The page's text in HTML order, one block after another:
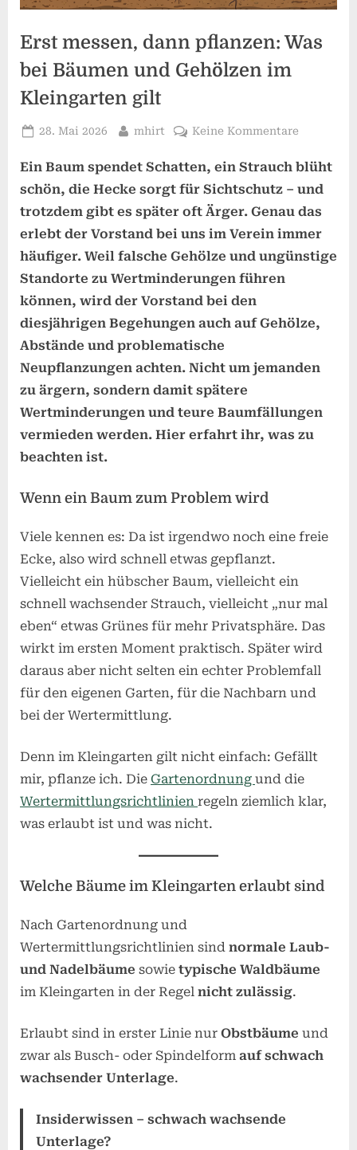
Erst messen, dann pflanzen: Was
bei Bäumen und Gehölzen im
Kleingarten gilt
Posted
28. Mai 2026 By
mhirt Keine Kommentarezu
messen,
dann
pflanzen:
bei
Bäumen
Ein Baum spendet Schatten, ein Strauch blüht
schön, die Hecke sorgt für Sichtschutz – und
trotzdem gibt es später oft Ärger. Genau das
erlebt der Vorstand bei uns im Verein immer
häufiger. Weil falsche Gehölze und ungünstige
Standorte zu Wertminderungen führen
können, wird der Vorstand bei den
diesjährigen Begehungen auch auf Gehölze,
Abstände und problematische
Neupflanzungen achten. Nicht um jemanden
zu ärgern, sondern damit spätere
Wertminderungen und teure Baumfällungen
vermieden werden. Hier erfahrt ihr, was zu
beachten ist.
Wenn ein Baum zum Problem wird
Viele kennen es: Da ist irgendwo noch eine freie
Ecke, also wird schnell etwas gepflanzt.
Vielleicht ein hübscher Baum, vielleicht ein
schnell wachsender Strauch, vielleicht „nur mal
eben“ etwas Grünes für mehr Privatsphäre. Das
wirkt im ersten Moment praktisch. Später wird
daraus aber nicht selten ein echter Problemfall
für den eigenen Garten, für die Nachbarn und
bei der Wertermittlung.
Denn im Kleingarten gilt nicht einfach: Gefällt
mir, pflanze ich. Die Gartenordnung und die
Wertermittlungsrichtlinien regeln ziemlich klar,
was erlaubt ist und was nicht.
Welche Bäume im Kleingarten erlaubt sind
Nach Gartenordnung und
Wertermittlungsrichtlinien sind normale Laub-
und Nadelbäume sowie typische Waldbäume
im Kleingarten in der Regel nicht zulässig.
Erlaubt sind in erster Linie nur Obstbäume und
zwar als Busch- oder Spindelform auf schwach
wachsender Unterlage.
Insiderwissen – schwach wachsende
Unterlage?